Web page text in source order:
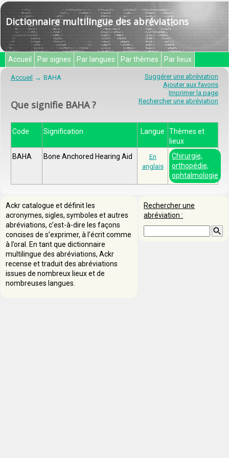
Dictionnaire multilingue des abréviations
Accueil Par signes Par langues Par thèmes Par lieux
Suggérer une abréviation
Ajouter aux favoris
Imprimer la page
Rechercher une abréviation
Accueil BAHA
Que signifie BAHA ?
Code Signification Langue
Thèmes et
lieux
BAHA
Bone Anchored Hearing Aid
En
anglais
Chirurgie,
orthopédie,
ophtalmologie
Rechercher une
abréviation :
Ackr catalogue et définit les
acronymes, sigles, symboles et autres
abréviations, c’est-à-dire les façons
concises de s’exprimer, à l’écrit comme
à l’oral. En tant que dictionnaire
multilingue des abréviations, Ackr
recense et traduit des abréviations
issues de nombreux lieux et de
nombreuses langues.